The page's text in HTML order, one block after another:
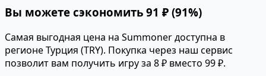
Вы можете сэкономить 91 ₽ (91%)
Самая выгодная цена на Summoner доступна в
регионе Турция (TRY). Покупка через наш сервис
позволит вам получить игру за 8 ₽ вместо 99 ₽.